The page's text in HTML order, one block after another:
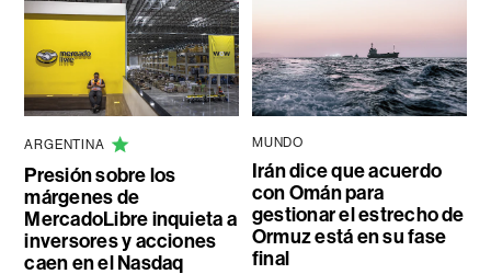
ARGENTINA
Presión sobre los
márgenes de
MercadoLibre inquieta a
inversores y acciones
caen en el Nasdaq
MUNDO
Irán dice que acuerdo
con Omán para
gestionar el estrecho de
Ormuz está en su fase
final